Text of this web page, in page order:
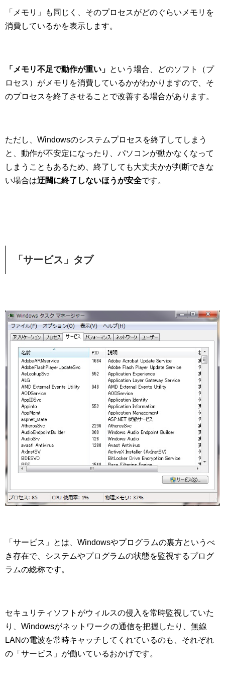
「メモリ」も同じく、そのプロセスがどのぐらいメモリを
消費しているかを表示します。
「メモリ不足で動作が重い」 という場合、どのソフト（プ
ロセス）がメモリを消費しているかがわかりますので、そ
のプロセスを終了させることで改善する場合があります。
ただし、Windowsのシステムプロセスを終了してしまう
と、動作が不安定になったり、パソコンが動かなくなって
しまうこともあるため、終了しても大丈夫かが判断できな
い場合は迂闊に終了しないほうが安全です。
「サービス」タブ
「サービス」とは、Windowsやプログラムの裏方というべ
き存在で、システムやプログラムの状態を監視するプログ
ラムの総称です。
セキュリティソフトがウィルスの侵入を常時監視していた
り、Windowsがネットワークの通信を把握したり、無線
LANの電波を常時キャッチしてくれているのも、それぞれ
の「サービス」が働いているおかげです。